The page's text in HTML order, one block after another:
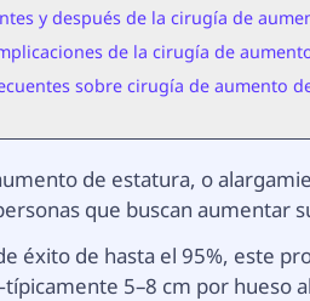
y después de la cirugía de
de la cirugía de
sobre cirugía de aumento
de estatura, o
que buscan aumentar
éxito de hasta el 95%, este
5–8 cm por hueso